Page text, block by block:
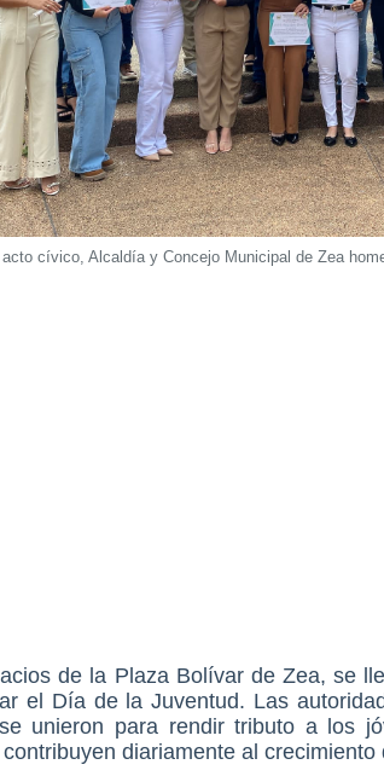
cívico, Alcaldía y Concejo Municipal de Zea
de la Plaza Bolívar de Zea, se
el Día de la Juventud. Las
unieron para rendir tributo a los
diariamente al crecimiento